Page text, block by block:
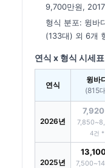
9,700만원,
형식 분포: 윙바
(133대) 외 6개
연식 x 형식 시세표
연식
윙바
(815
2026년
4건 *
2025년